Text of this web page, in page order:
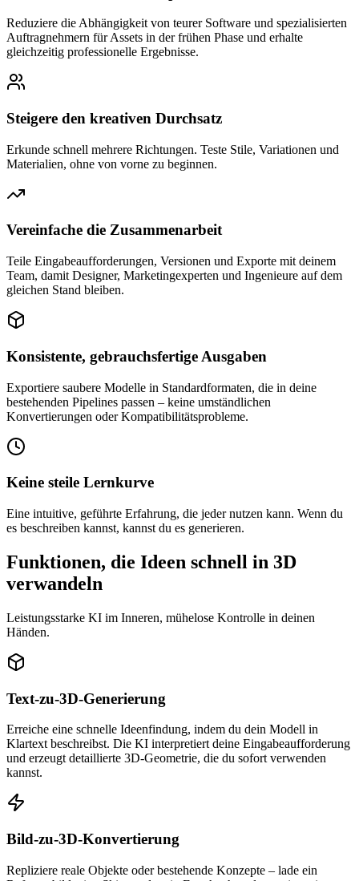
Reduziere die Abhängigkeit von teurer Software und spezialisierten
Auftragnehmern für Assets in der frühen Phase und erhalte
gleichzeitig professionelle Ergebnisse.
Steigere den kreativen Durchsatz
Erkunde schnell mehrere Richtungen. Teste Stile, Variationen und
Materialien, ohne von vorne zu beginnen.
Vereinfache die Zusammenarbeit
Teile Eingabeaufforderungen, Versionen und Exporte mit deinem
Team, damit Designer, Marketingexperten und Ingenieure auf dem
gleichen Stand bleiben.
Konsistente, gebrauchsfertige Ausgaben
Exportiere saubere Modelle in Standardformaten, die in deine
bestehenden Pipelines passen – keine umständlichen
Konvertierungen oder Kompatibilitätsprobleme.
Keine steile Lernkurve
Eine intuitive, geführte Erfahrung, die jeder nutzen kann. Wenn du
es beschreiben kannst, kannst du es generieren.
Funktionen, die Ideen schnell in 3D
verwandeln
Leistungsstarke KI im Inneren, mühelose Kontrolle in deinen
Händen.
Text-zu-3D-Generierung
Erreiche eine schnelle Ideenfindung, indem du dein Modell in
Klartext beschreibst. Die KI interpretiert deine Eingabeaufforderung
und erzeugt detaillierte 3D-Geometrie, die du sofort verwenden
kannst.
Bild-zu-3D-Konvertierung
Repliziere reale Objekte oder bestehende Konzepte – lade ein